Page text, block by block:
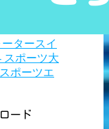
タースイ
スポーツ大
ポーツエ
ード